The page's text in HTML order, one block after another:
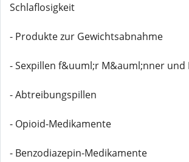
Schlaflosigkeit
- Produkte zur Gewichtsabnahme
- Sexpillen f&uuml;r M&auml;nner und
- Abtreibungspillen
- Opioid-Medikamente
- Benzodiazepin-Medikamente